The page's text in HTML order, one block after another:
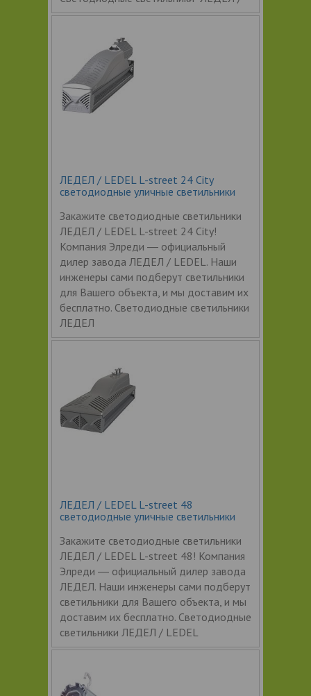
ЛЕДЕЛ / LEDEL L-street 24 City
светодиодные уличные светильники
Закажите светодиодные светильники
ЛЕДЕЛ / LEDEL L-street 24 City!
Компания Элреди ― официальный
дилер завода ЛЕДЕЛ / LEDEL. Наши
инженеры сами подберут светильники
для Вашего объекта, и мы доставим их
бесплатно. Светодиодные светильники
ЛЕДЕЛ
ЛЕДЕЛ / LEDEL L-street 48
светодиодные уличные светильники
Закажите светодиодные светильники
ЛЕДЕЛ / LEDEL L-street 48! Компания
Элреди ― официальный дилер завода
ЛЕДЕЛ. Наши инженеры сами подберут
светильники для Вашего объекта, и мы
доставим их бесплатно. Светодиодные
светильники ЛЕДЕЛ / LEDEL